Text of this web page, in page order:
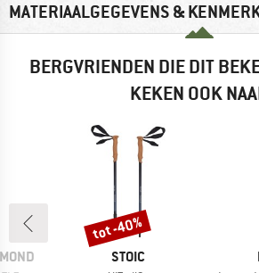
MATERIAALGEGEVENS &
BERGVRIENDEN DIE DIT
KEKEN OOK
MERK
STOIC
Korting
tot -40%